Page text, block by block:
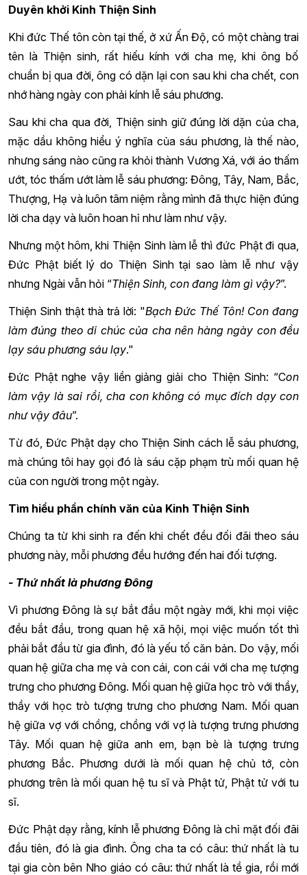
Duyên khởi Kinh Thiện Sinh
Khi đức Thế tôn còn tại thế, ở xứ Ấn Độ, có một chàng trai
tên là Thiện sinh, rất hiếu kính với cha mẹ, khi ông bố
chuẩn bị qua đời, ông có dặn lại con sau khi cha chết, con
nhớ hàng ngày con phải kính lễ sáu phương.
Sau khi cha qua đời, Thiện sinh giữ đúng lời dặn của cha,
mặc dầu không hiểu ý nghĩa của sáu phương, là thế nào,
nhưng sáng nào cũng ra khỏi thành Vương Xá, với áo thấm
ướt, tóc thấm ướt làm lễ sáu phương: Đông, Tây, Nam, Bắc,
Thượng, Hạ và luôn tâm niệm rằng mình đã thực hiện đúng
lời cha dạy và luôn hoan hỉ như làm như vậy.
Nhưng một hôm, khi Thiện Sinh làm lễ thì đức Phật đi qua,
Đức Phật biết lý do Thiện Sinh tại sao làm lễ như vậy
nhưng Ngài vẫn hỏi “Thiện Sinh, con đang làm gì vậy?”.
Thiện Sinh thật thà trả lời: "Bạch Đức Thế Tôn! Con đang
làm đúng theo di chúc của cha nên hàng ngày con đều
lạy sáu phương sáu lạy."
Đức Phật nghe vậy liền giảng giải cho Thiện Sinh: “Con
làm vậy là sai rồi, cha con không có mục đích dạy con
như vậy đâu”.
Từ đó, Đức Phật dạy cho Thiện Sinh cách lễ sáu phương,
mà chúng tôi hay gọi đó là sáu cặp phạm trù mối quan hệ
của con người trong một ngày.
Tìm hiểu phần chính văn của Kinh Thiện Sinh
Chúng ta từ khi sinh ra đến khi chết đều đối đãi theo sáu
phương này, mỗi phương đều hướng đến hai đối tượng.
- Thứ nhất là phương Đông
Vì phương Đông là sự bắt đầu một ngày mới, khi mọi việc
đều bắt đầu, trong quan hệ xã hội, mọi việc muốn tốt thì
phải bắt đầu từ gia đình, đó là yếu tố căn bản. Do vậy, mối
quan hệ giữa cha mẹ và con cái, con cái với cha mẹ tượng
trưng cho phương Đông. Mối quan hệ giữa học trò với thầy,
thầy với học trò tượng trưng cho phương Nam. Mối quan
hệ giữa vợ với chồng, chồng với vợ là tượng trưng phương
Tây. Mối quan hệ giữa anh em, bạn bè là tượng trưng
phương Bắc. Phương dưới là mối quan hệ chủ tớ, còn
phương trên là mối quan hệ tu sĩ và Phật tử, Phật tử với tu
sĩ.
Đức Phật dạy rằng, kính lễ phương Đông là chỉ mặt đối đãi
đầu tiên, đó là gia đình. Ông cha ta có câu: thứ nhất là tu
tại gia còn bên Nho giáo có câu: thứ nhất là tề gia, rồi mới